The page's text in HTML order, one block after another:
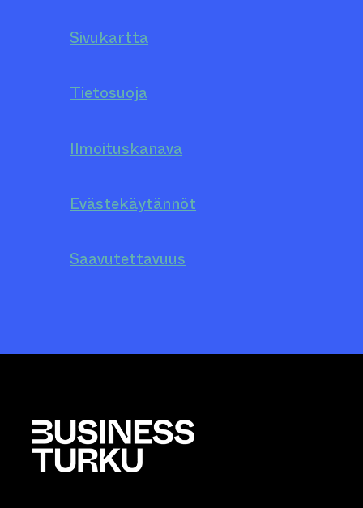
Sivukartta
Tietosuoja
Ilmoituskanava
Evästekäytännöt
Saavutettavuus